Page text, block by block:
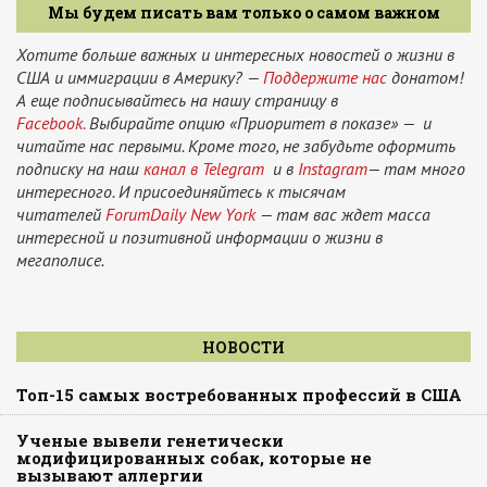
Мы будем писать вам только о самом важном
Хотите больше важных и интересных новостей о жизни в
США и иммиграции в Америку? — Поддержите нас донатом!
А еще подписывайтесь на нашу страницу в
Facebook.Выбирайте опцию «Приоритет в показе» — и
читайте нас первыми. Кроме того, не забудьте оформить
подписку на наш канал в Telegram и в Instagram— там много
интересного. И присоединяйтесь к тысячам
читателей ForumDaily New York— там вас ждет масса
интересной и позитивной информации о жизни в
мегаполисе.
НОВОСТИ
Топ-15 самых востребованных профессий в США
Ученые вывели генетически
модифицированных собак, которые не
вызывают аллергии